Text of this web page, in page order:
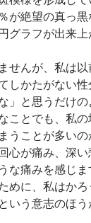
が絶望の真っ
グラフが出来上
せんが、私は
しかたがない
」と思うだけ
ことでも、私
うことが多い
心が痛み、深
な痛みを感じ
めに、私はか
いう意志のほう